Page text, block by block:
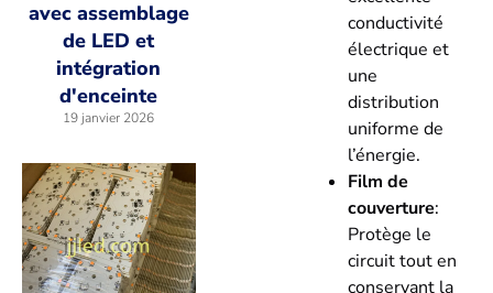
avec assemblage
de LED et
intégration
d'enceinte
19 janvier 2026
conductivité
électrique et
une
distribution
uniforme de
l’énergie.
Film de
couverture:
Protège le
circuit tout en
conservant la